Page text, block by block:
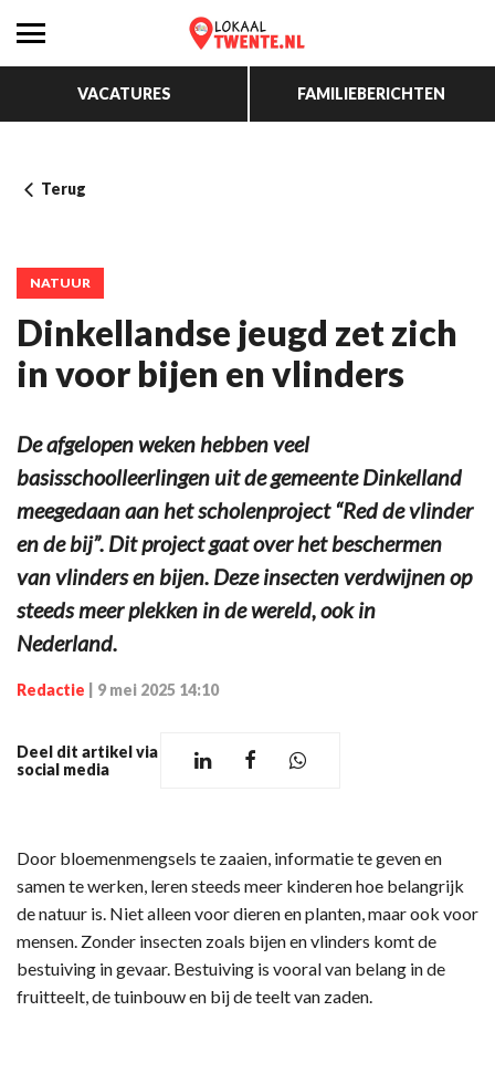
VACATURES FAMILIEBERICHTEN
Terug
NATUUR
Dinkellandse jeugd zet zich
in voor bijen en vlinders
De afgelopen weken hebben veel
basisschoolleerlingen uit de gemeente Dinkelland
meegedaan aan het scholenproject “Red de vlinder
en de bij”. Dit project gaat over het beschermen
van vlinders en bijen. Deze insecten verdwijnen op
steeds meer plekken in de wereld, ook in
Nederland.
Redactie 9 mei 2025 14:10
Deel dit artikel via
social media
Door bloemenmengsels te zaaien, informatie te geven en
samen te werken, leren steeds meer kinderen hoe belangrijk
de natuur is. Niet alleen voor dieren en planten, maar ook voor
mensen. Zonder insecten zoals bijen en vlinders komt de
bestuiving in gevaar. Bestuiving is vooral van belang in de
fruitteelt, de tuinbouw en bij de teelt van zaden.